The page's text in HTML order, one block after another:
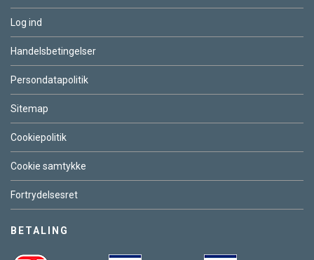
Log ind
Handelsbetingelser
Persondatapolitik
Sitemap
Cookiepolitik
Cookie samtykke
Fortrydelsesret
BETALING